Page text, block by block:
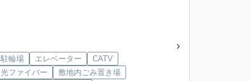
駐輪場 エレベーター
CATV
光ファイバー
敷地内ごみ置き場